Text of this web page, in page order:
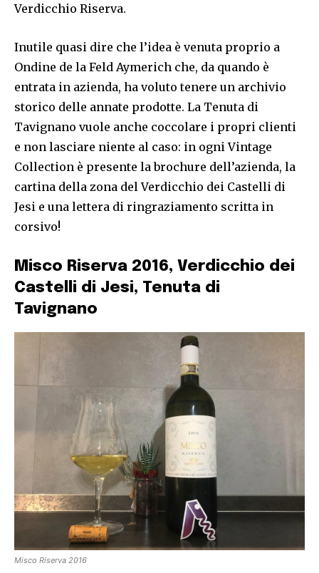
Verdicchio Riserva.
Inutile quasi dire che l’idea è venuta proprio a
Ondine de la Feld Aymerich che, da quando è
entrata in azienda, ha voluto tenere un archivio
storico delle annate prodotte. La Tenuta di
Tavignano vuole anche coccolare i propri clienti
e non lasciare niente al caso: in ogni Vintage
Collection è presente la brochure dell’azienda, la
cartina della zona del Verdicchio dei Castelli di
Jesi e una lettera di ringraziamento scritta in
corsivo!
Misco Riserva 2016, Verdicchio dei
Castelli di Jesi, Tenuta di
Tavignano
Misco Riserva 2016